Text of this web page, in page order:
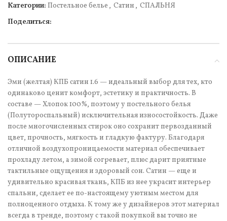
Категории: Постельное белье , Сатин , СПАЛЬНЯ
Поделиться:
ОПИСАНИЕ
Эми (желтая) КПБ сатин 1.6 — идеальный выбор для тех, кто
одинаково ценит комфорт, эстетику и практичность. В
составе — Хлопок 100%, поэтому у постельного белья
(Полутороспальный) исключительная износостойкость. Даже
после многочисленных стирок оно сохранит первозданный
цвет, прочность, мягкость и гладкую фактуру. Благодаря
отличной воздухопроницаемости материал обеспечивает
прохладу летом, а зимой согревает, плюс дарит приятные
тактильные ощущения и здоровый сон. Сатин — еще и
удивительно красивая ткань, КПБ из нее украсит интерьер
спальни, сделает ее по-настоящему уютным местом для
полноценного отдыха. К тому же у дизайнеров этот материал
всегда в тренде, поэтому с такой покупкой вы точно не